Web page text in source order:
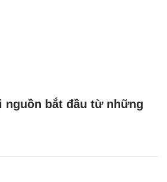
nguồn bắt đầu từ những